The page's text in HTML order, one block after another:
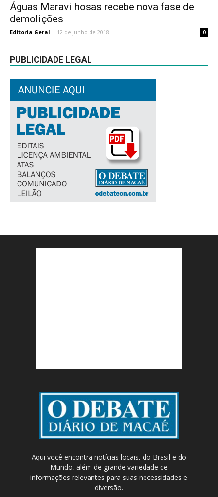
Águas Maravilhosas recebe nova fase de
demolições
Editoria Geral - 12 de junho de 2018 0
PUBLICIDADE LEGAL
Aqui você encontra notícias locais, do Brasil e do
Mundo, além de grande variedade de
informações relevantes para suas necessidades e
diversão.